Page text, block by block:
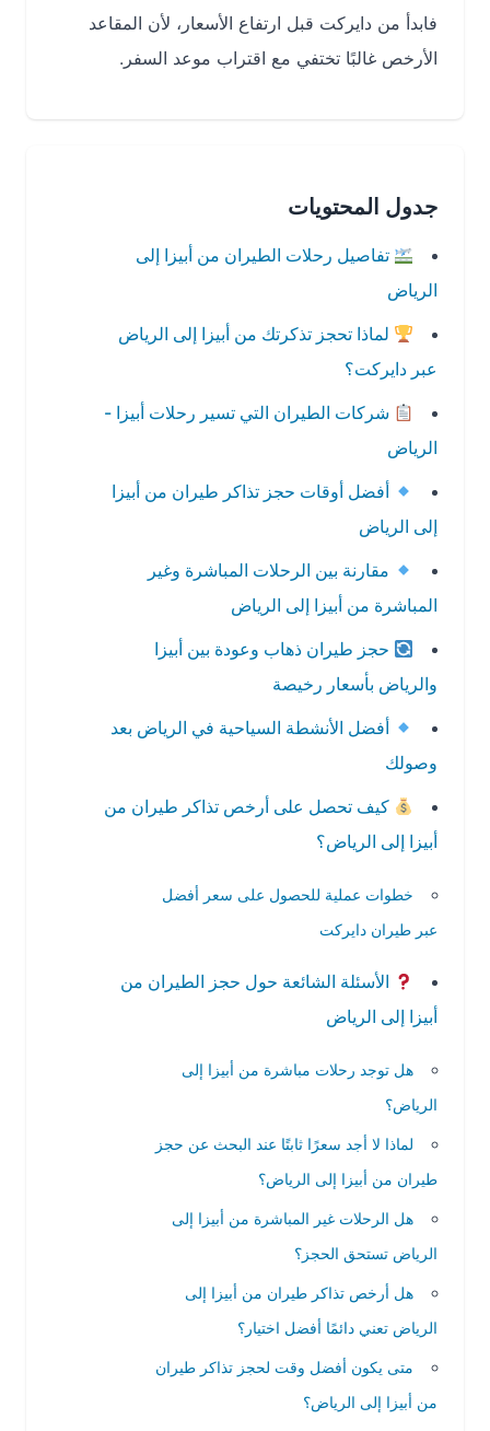
فابدأ من دايركت قبل ارتفاع الأسعار، لأن المقاعد
الأرخص غالبًا تختفي مع اقتراب موعد السفر.
جدول المحتويات
تفاصيل رحلات الطيران من أبيزا إلى
الرياض
لماذا تحجز تذكرتك من أبيزا إلى الرياض
عبر دايركت؟
شركات الطيران التي تسير رحلات أبيزا -
الرياض
أفضل أوقات حجز تذاكر طيران من أبيزا
إلى الرياض
مقارنة بين الرحلات المباشرة وغير
المباشرة من أبيزا إلى الرياض
حجز طيران ذهاب وعودة بين أبيزا
والرياض بأسعار رخيصة
أفضل الأنشطة السياحية في الرياض بعد
وصولك
كيف تحصل على أرخص تذاكر طيران من
أبيزا إلى الرياض؟
خطوات عملية للحصول على سعر أفضل
عبر طيران دايركت
الأسئلة الشائعة حول حجز الطيران من
أبيزا إلى الرياض
هل توجد رحلات مباشرة من أبيزا إلى
الرياض؟
لماذا لا أجد سعرًا ثابتًا عند البحث عن حجز
طيران من أبيزا إلى الرياض؟
هل الرحلات غير المباشرة من أبيزا إلى
الرياض تستحق الحجز؟
هل أرخص تذاكر طيران من أبيزا إلى
الرياض تعني دائمًا أفضل اختيار؟
متى يكون أفضل وقت لحجز تذاكر طيران
من أبيزا إلى الرياض؟